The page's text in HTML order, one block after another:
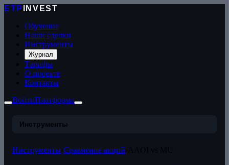
ETP
INVEST
Обучение
Наши сделки
Инструменты
Журнал
Тарифы
О проекте
Контакты
ВойтиПлатформа
Инструменты
Инструменты Сравнение акций